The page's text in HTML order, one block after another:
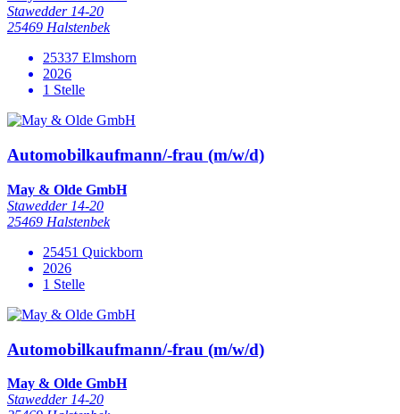
Stawedder 14-20
25469 Halstenbek
25337 Elmshorn
2026
1 Stelle
Automobilkaufmann/-frau (m/w/d)
May & Olde GmbH
Stawedder 14-20
25469 Halstenbek
25451 Quickborn
2026
1 Stelle
Automobilkaufmann/-frau (m/w/d)
May & Olde GmbH
Stawedder 14-20